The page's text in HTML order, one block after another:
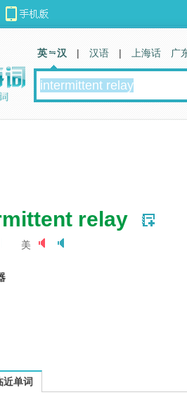
relay
美
relay的相关资料：
近单词
英 汉 | 汉语 | 上海话 广